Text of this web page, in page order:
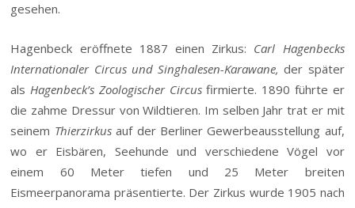
gesehen.
Hagenbeck eröffnete 1887 einen Zirkus: Carl Hagenbecks
Internationaler Circus und Singhalesen-Karawane, der später
alsHagenbeck’s Zoologischer Circusfirmierte. 1890 führte er
die zahme Dressur von Wildtieren. Im selben Jahr trat er mit
seinem Thierzirkusauf der Berliner Gewerbeausstellung auf,
wo er Eisbären, Seehunde und verschiedene Vögel vor
einem 60 Meter tiefen und 25 Meter breiten
Eismeerpanorama präsentierte. Der Zirkus wurde 1905 nach